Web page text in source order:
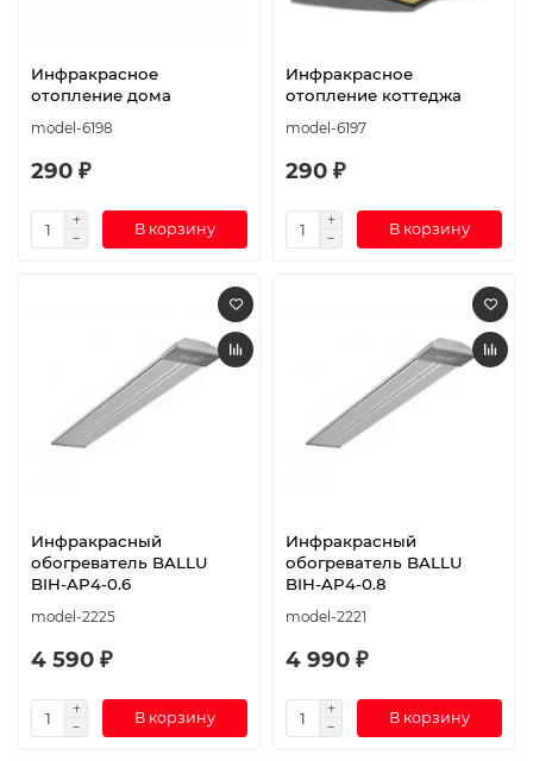
Инфракрасное
отопление дома
model-6198
290 ₽
В корзину
Инфракрасное
отопление коттеджа
model-6197
290 ₽
В корзину
Инфракрасный
обогреватель BALLU
BIH-AP4-0.6
model-2225
4 590 ₽
В корзину
Инфракрасный
обогреватель BALLU
BIH-AP4-0.8
model-2221
4 990 ₽
В корзину